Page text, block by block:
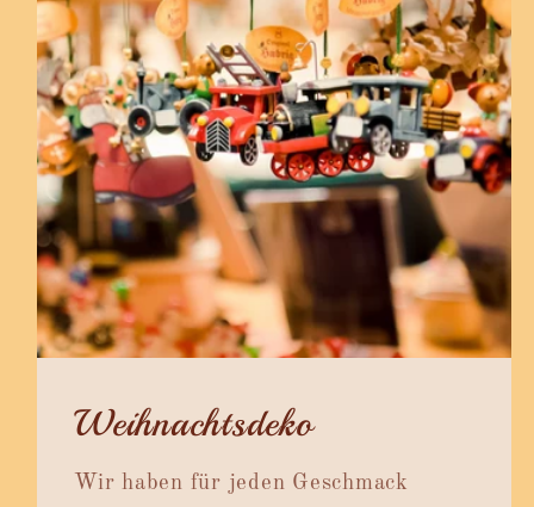
Weihnachtsdeko
Wir haben für jeden Geschmack